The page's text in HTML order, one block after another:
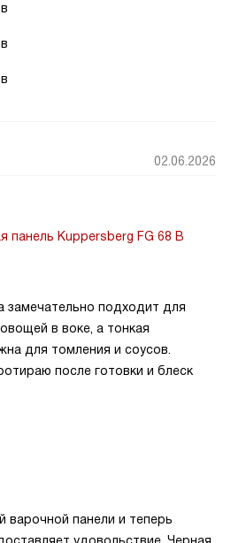
02.06.2026
панель Kuppersberg FG 68 B
подходит для
в воке, а тонкая
для томления и соусов.
после готовки и блеск
варочной панели и теперь